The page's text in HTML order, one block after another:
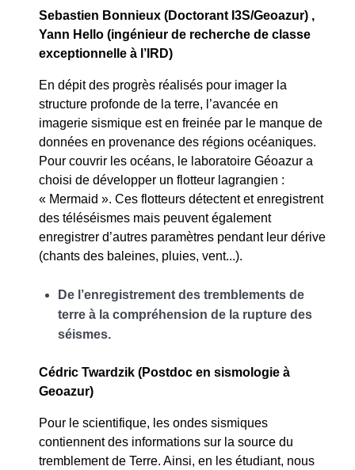
Sebastien Bonnieux (Doctorant I3S/Geoazur) ,
Yann Hello (ingénieur de recherche de classe
exceptionnelle à l’IRD)
En dépit des progrès réalisés pour imager la
structure profonde de la terre, l’avancée en
imagerie sismique est en freinée par le manque de
données en provenance des régions océaniques.
Pour couvrir les océans, le laboratoire Géoazur a
choisi de développer un flotteur lagrangien :
« Mermaid ». Ces flotteurs détectent et enregistrent
des téléséismes mais peuvent également
enregistrer d’autres paramètres pendant leur dérive
(chants des baleines, pluies, vent...).
De l’enregistrement des tremblements de
terre à la compréhension de la rupture des
séismes.
Cédric Twardzik (Postdoc en sismologie à
Geoazur)
Pour le scientifique, les ondes sismiques
contiennent des informations sur la source du
tremblement de Terre. Ainsi, en les étudiant, nous